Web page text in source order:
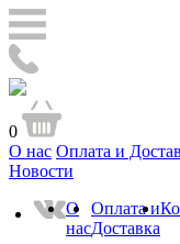
0
О нас Оплата и
Новости
О
нас
Оплата и
Доставка